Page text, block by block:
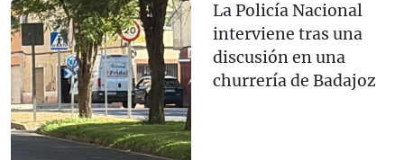
La Policía Nacional
interviene tras una
discusión en una
churrería de Badajoz